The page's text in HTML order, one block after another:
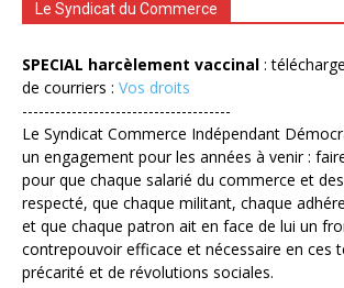
Le Syndicat du Commerce
SPECIAL harcèlement vaccinal :
de courriers : Vos droits
--------------------------------------
Le Syndicat Commerce Indépendant
un engagement pour les années à venir :
pour que chaque salarié du commerce et
respecté, que chaque militant, chaque
et que chaque patron ait en face de lui un
contrepouvoir efficace et nécessaire en ces
précarité et de révolutions sociales.